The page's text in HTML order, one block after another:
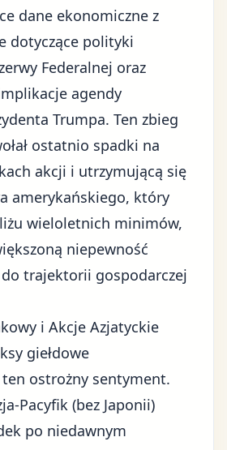
dane ekonomiczne z
dotyczące polityki
Federalnej oraz
agendy
Trumpa. Ten zbieg
ostatnio spadki na
akcji i utrzymującą się
amerykańskiego, który
wieloletnich minimów,
niepewność
trajektorii gospodarczej
i Akcje Azjatyckie
giełdowe
ten ostrożny sentyment.
Pacyfik (bez Japonii)
po niedawnym